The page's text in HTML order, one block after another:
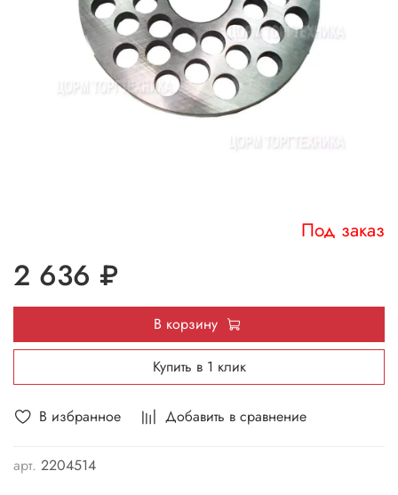
В избранное Добавить в сравнение
арт. 2204514
Под заказ
2 636 ₽
В корзину
Купить в 1 клик